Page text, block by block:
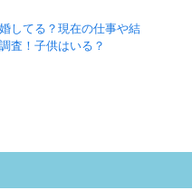
してる？現在の仕事や結
査！子供はいる？